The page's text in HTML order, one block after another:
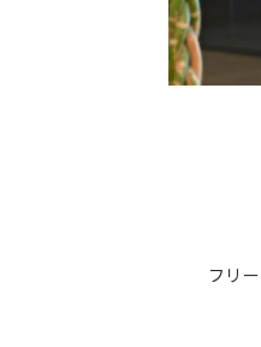
フリ